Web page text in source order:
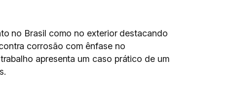
no Brasil como no exterior destacando
corrosão com ênfase no
apresenta um caso prático de um